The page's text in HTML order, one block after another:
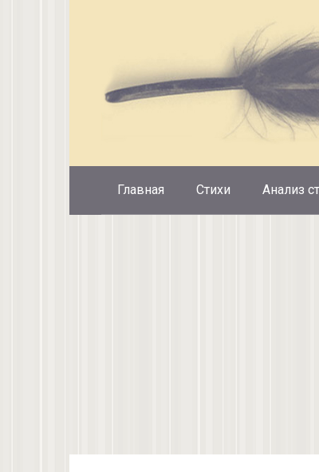
Главная Стихи Анализ